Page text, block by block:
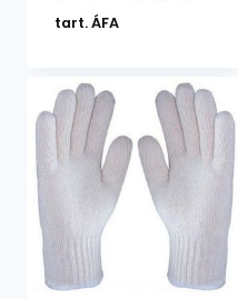
2400 Ft.
tart. ÁFA